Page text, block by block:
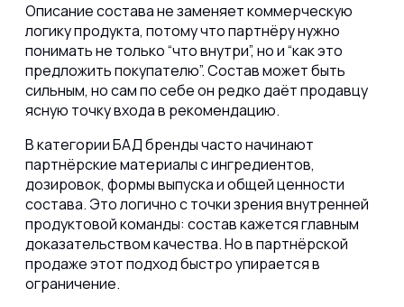
Описание состава не заменяет коммерческую
логику продукта, потому что партнёру нужно
понимать не только “что внутри”, но и “как это
предложить покупателю”. Состав может быть
сильным, но сам по себе он редко даёт продавцу
ясную точку входа в рекомендацию.
В категории БАД бренды часто начинают
партнёрские материалы с ингредиентов,
дозировок, формы выпуска и общей ценности
состава. Это логично с точки зрения внутренней
продуктовой команды: состав кажется главным
доказательством качества. Но в партнёрской
продаже этот подход быстро упирается в
ограничение.